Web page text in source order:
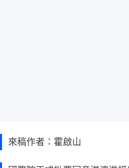
來稿作者：霍啟山